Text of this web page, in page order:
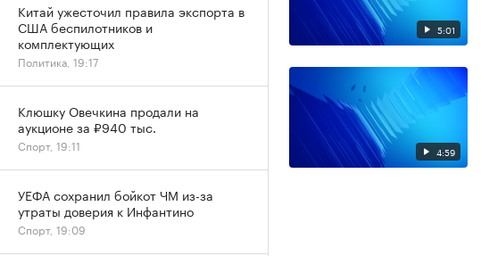
5:01
4:59
Китай ужесточил правила экспорта в
США беспилотников и
комплектующих
Политика, 19:17
Клюшку Овечкина продали на
аукционе за ₽940 тыс.
Спорт, 19:11
УЕФА сохранил бойкот ЧМ из-за
утраты доверия к Инфантино
Спорт, 19:09